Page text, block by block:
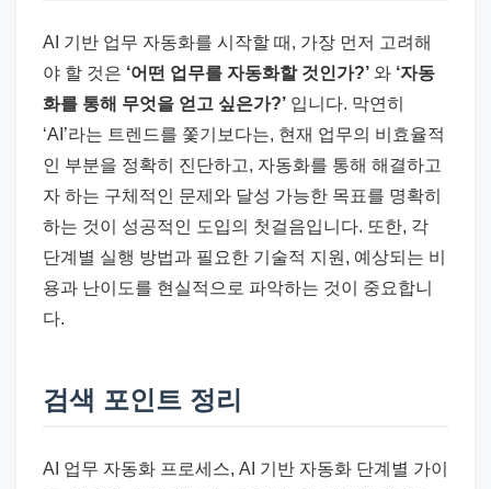
AI 기반 업무 자동화를 시작할 때, 가장 먼저 고려해
야 할 것은 ‘어떤 업무를 자동화할 것인가?’ 와 ‘자동
화를 통해 무엇을 얻고 싶은가?’ 입니다. 막연히
‘AI’라는 트렌드를 쫓기보다는, 현재 업무의 비효율적
인 부분을 정확히 진단하고, 자동화를 통해 해결하고
자 하는 구체적인 문제와 달성 가능한 목표를 명확히
하는 것이 성공적인 도입의 첫걸음입니다. 또한, 각
단계별 실행 방법과 필요한 기술적 지원, 예상되는 비
용과 난이도를 현실적으로 파악하는 것이 중요합니
다.
검색 포인트 정리
AI 업무 자동화 프로세스, AI 기반 자동화 단계별 가이